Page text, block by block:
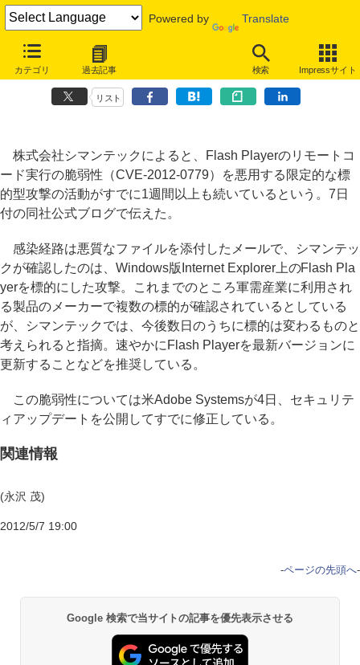
Powered by Translate
カテゴリ 過去記事 検索 Impressサイト
Flash Playerのゼロデイ脆弱性、軍需産業メーカー標的、ただし今後変
化も
リスト
株式会社シマンテックによると、Flash Playerのリモートコ
ード実行の脆弱性（CVE-2012-0779）を悪用する限定的な標
的型攻撃の活動がすでに1週間以上も続いているという。7日
付の同社公式ブログで伝えた。
感染経路は悪質なファイルを添付したメールで、シマンテッ
クが確認したのは、Windows版Internet Explorer上のFlash Pla
yerを標的にした攻撃。これまでのところ軍需産業に利用され
る製品のメーカーで複数の標的が確認されているとしている
が、シマンテックでは、今後数日のうちに標的は変わるものと
考えられると指摘。速やかにFlash Playerを最新バージョンに
更新することなどを推奨している。
この脆弱性については米Adobe Systemsが4日、セキュリテ
ィアップデートを公開してすでに修正している。
関連情報
(永沢 茂)
2012/5/7 19:00
-ページの先頭へ-
Google 検索で当サイトの記事を優先表示させる